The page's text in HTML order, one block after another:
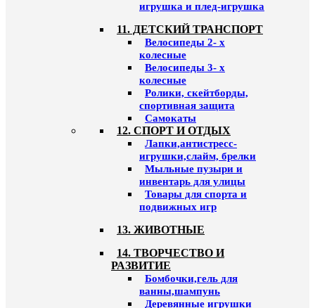
игрушка и плед-игрушка
11. ДЕТСКИЙ ТРАНСПОРТ
Велосипеды 2- х
колесные
Велосипеды 3- х
колесные
Ролики, скейтборды,
спортивная защита
Самокаты
12. СПОРТ И ОТДЫХ
Лапки,антистресс-
игрушки,слайм, брелки
Мыльные пузыри и
инвентарь для улицы
Товары для спорта и
подвижных игр
13. ЖИВОТНЫЕ
14. ТВОРЧЕСТВО И
РАЗВИТИЕ
Бомбочки,гель для
ванны,шампунь
Деревянные игрушки